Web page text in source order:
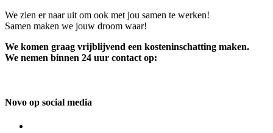
We zien er naar uit om ook met jou samen te werken!
Samen maken we jouw droom waar!
We komen graag vrijblijvend een kosteninschatting maken.
We nemen binnen 24 uur contact op:
Novo op social media